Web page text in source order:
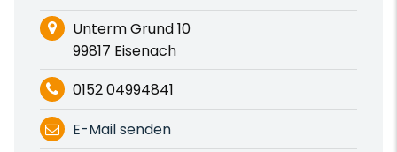
Unterm Grund 10
99817 Eisenach
0152 04994841
E-Mail senden